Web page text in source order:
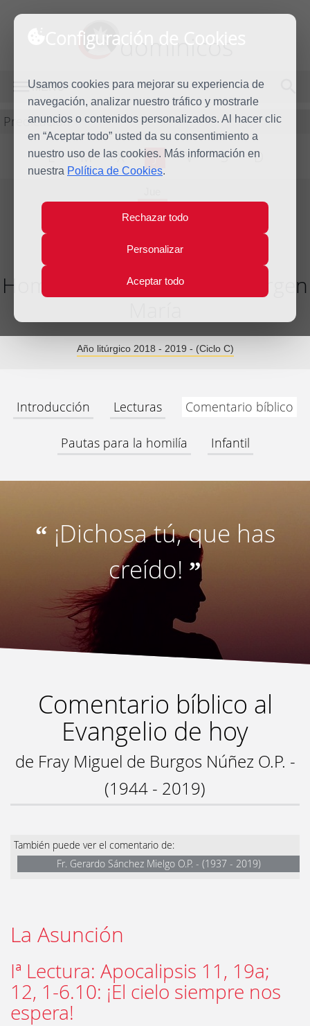
Configuración de Cookies
Usamos cookies para mejorar su experiencia de
navegación, analizar nuestro tráfico y mostrarle
anuncios o contenidos personalizados. Al hacer clic
en “Aceptar todo” usted da su consentimiento a
nuestro uso de las cookies. Más información en
nuestra Política de Cookies.
Rechazar todo
Personalizar
Aceptar todo
dominicos
MENÚ
Predicación
L M X J V S D
15
Ago
Homilía La Asunción de la Virgen
Año litúrgico 2018 - 2019 - (Ciclo C)
Introducción Lecturas Comentario bíblico
Pautas para la homilía Infantil
“ ¡Dichosa tú, que has
creído! ”
Comentario bíblico al
Evangelio de hoy
de Fray Miguel de Burgos Núñez O.P. -
(1944 - 2019)
También puede ver el comentario de:
Fr. Gerardo Sánchez Mielgo O.P. - (1937 - 2019)
La Asunción
Iª Lectura: Apocalipsis 11, 19a;
12, 1-6.10: ¡El cielo siempre nos
espera!